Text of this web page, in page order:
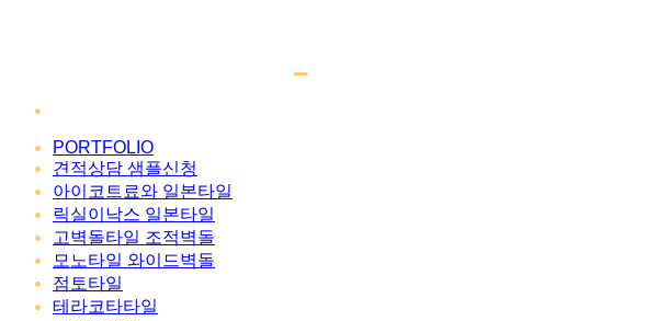
PORTFOLIO
견적상담 샘플신청
아이코트료와 일본타일
릭실이낙스 일본타일
고벽돌타일 조적벽돌
모노타일 와이드벽돌
점토타일
테라코타타일